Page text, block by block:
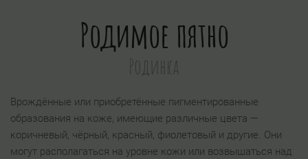
Родимое пятно
Родинка
Врождённые или приобретённые пигментированные
образования на коже, имеющие различные цвета —
коричневый, чёрный, красный, фиолетовый и другие. Они
могут располагаться на уровне кожи или возвышаться над